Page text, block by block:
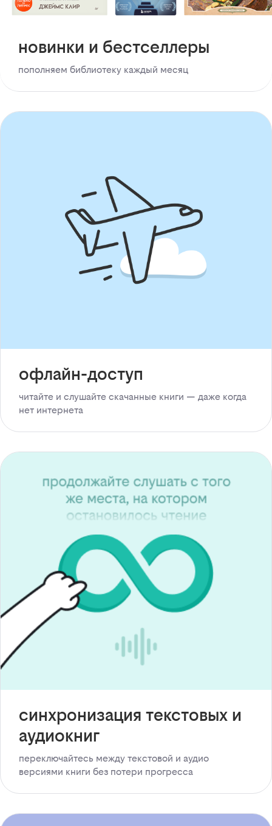
новинки и бестселлеры
пополняем библиотеку каждый месяц
офлайн-доступ
читайте и слушайте скачанные книги — даже когда
нет интернета
синхронизация текстовых и
аудиокниг
переключайтесь между текстовой и аудио
версиями книги без потери прогресса